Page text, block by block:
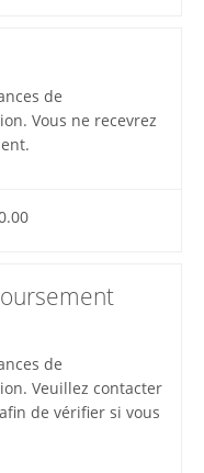
de
Vous ne recevrez
de
Veuillez contacter
de vérifier si vous